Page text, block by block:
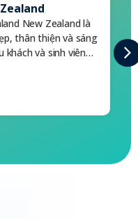
New Zealand là
thân thiện và sáng
khách và sinh viên…